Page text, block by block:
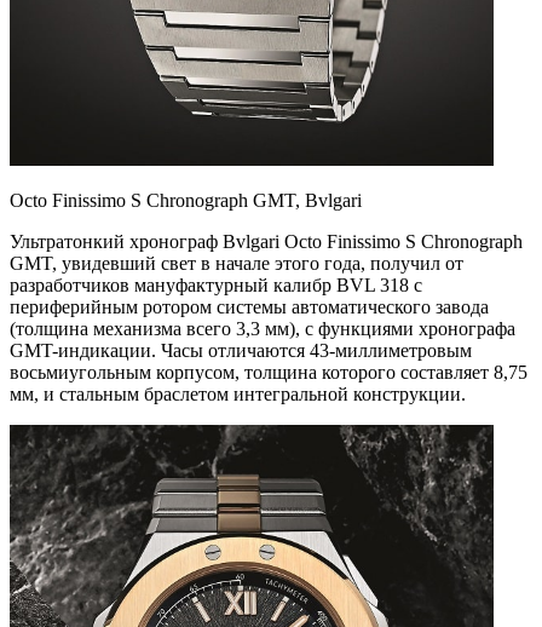
Octo Finissimo S Chronograph GMT, Bvlgari
Ультратонкий хронограф Bvlgari Octo Finissimo S Chronograph
GMT, увидевший свет в начале этого года, получил от
разработчиков мануфактурный калибр BVL 318 с
периферийным ротором системы автоматического завода
(толщина механизма всего 3,3 мм), с функциями хронографа
GMT-индикации. Часы отличаются 43-миллиметровым
восьмиугольным корпусом, толщина которого составляет 8,75
мм, и стальным браслетом интегральной конструкции.